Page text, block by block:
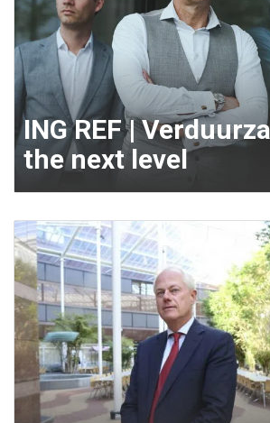
ING REF |
the next level